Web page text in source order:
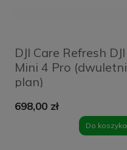
DJI Care Refresh DJI
Mini 4 Pro (dwuletni
plan)
698,00 zł
Do koszyka